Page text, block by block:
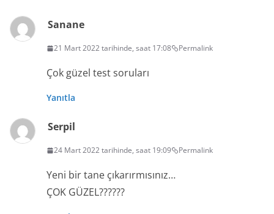
Sanane
21 Mart 2022 tarihinde, saat 17:08 Permalink
Çok güzel test soruları
Yanıtla
Serpil
24 Mart 2022 tarihinde, saat 19:09 Permalink
Yeni bir tane çıkarırmısınız…
ÇOK GÜZEL??????